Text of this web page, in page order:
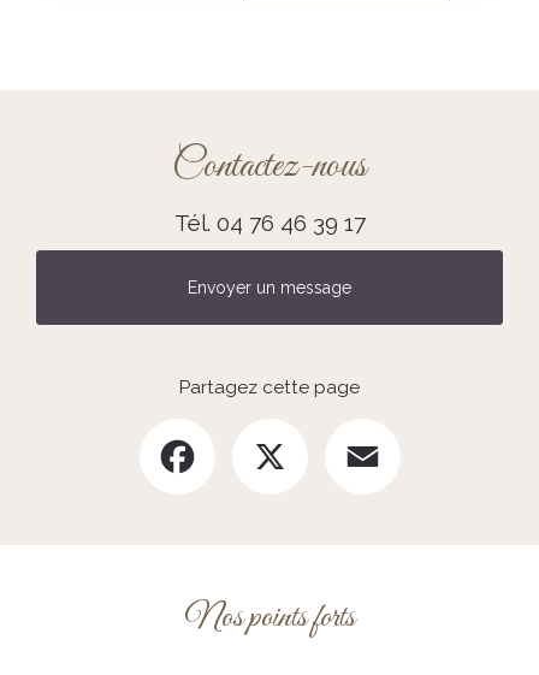
Contactez-nous
Tél. 04 76 46 39 17
Envoyer un message
Partagez cette page
Nos points forts